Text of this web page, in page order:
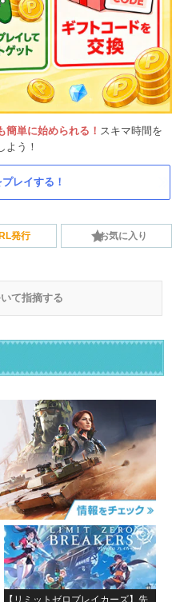
簡単に始められる！ スキマ時間を
よう！
レイする！
発行 お気に入り
て指摘する